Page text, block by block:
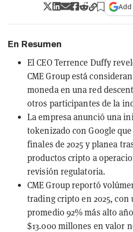
En Resumen
El CEO Terrence Duffy
CME Group está
moneda en una red
otros participantes de la
La empresa anunció una
tokenizado con Google
finales de 2025 y planea
productos cripto a
revisión regulatoria.
CME Group reportó
trading cripto en 2025,
promedio 92% más alto
$13.000 millones en valor